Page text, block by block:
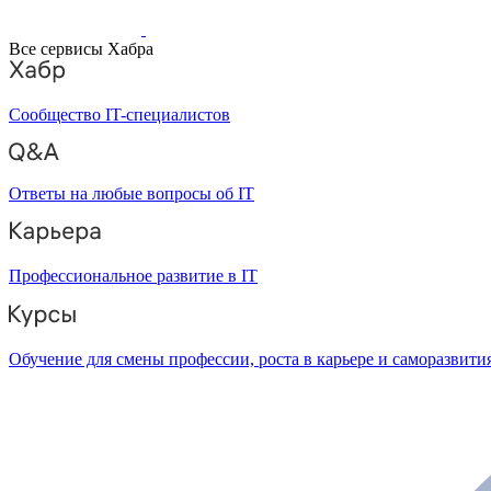
Все сервисы Хабра
Сообщество IT-специалистов
Ответы на любые вопросы об IT
Профессиональное развитие в IT
Обучение для смены профессии, роста в карьере и